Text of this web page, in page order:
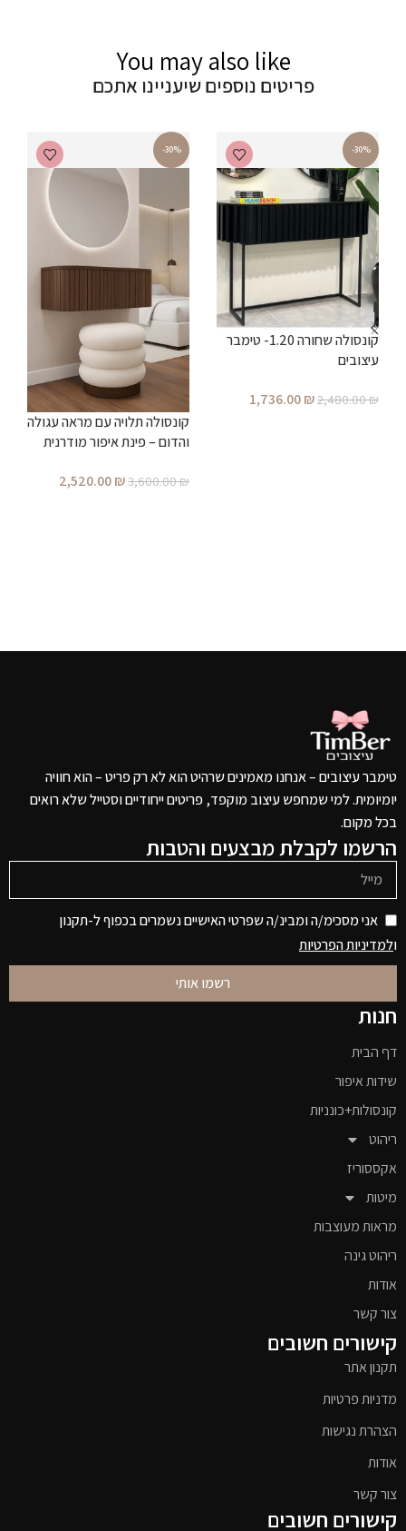
You may also like
פריטים נוספים שיעניינו אתכם
-30%
קונסולה שחורה 1.20- טימבר
עיצובים
2,480.00₪
1,736.00₪
-30%
קונסולה תלויה עם מראה עגולה
והדום – פינת איפור מודרנית
3,600.00₪
2,520.00₪
טימבר עיצובים – אנחנו מאמינים שרהיט הוא לא רק פריט – הוא חוויה
יומיומית. למי שמחפש עיצוב מוקפד, פריטים ייחודיים וסטייל שלא רואים
בכל מקום.
הרשמו לקבלת מבצעים והטבות
אני מסכימ/ה ומבינ/ה שפרטי האישיים נשמרים בכפוף ל-תקנון
ולמדיניות הפרטיות
רשמו אותי
חנות
דף הבית
שידות איפור
קונסולות+כונניות
ריהוט
אקססוריז
מיטות
מראות מעוצבות
ריהוט גינה
אודות
צור קשר
קישורים חשובים
תקנון אתר
מדניות פרטיות
הצהרת נגישות
אודות
צור קשר
קישורים חשובים